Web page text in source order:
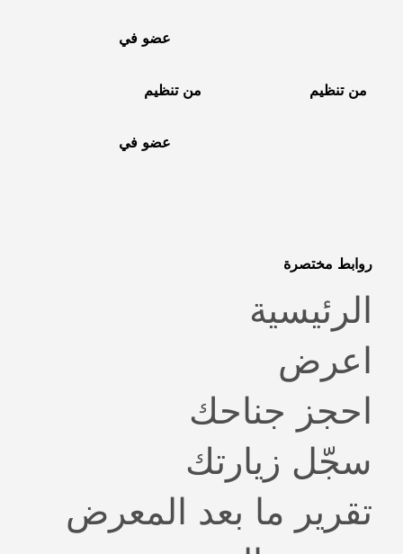
روابط مختصرة
لرئيسية
عرض
حجز جناحك
سجّل زيارتك
تقرير ما بعد المعرض
عضو في
من تنظيم من تنظيم
عضو في